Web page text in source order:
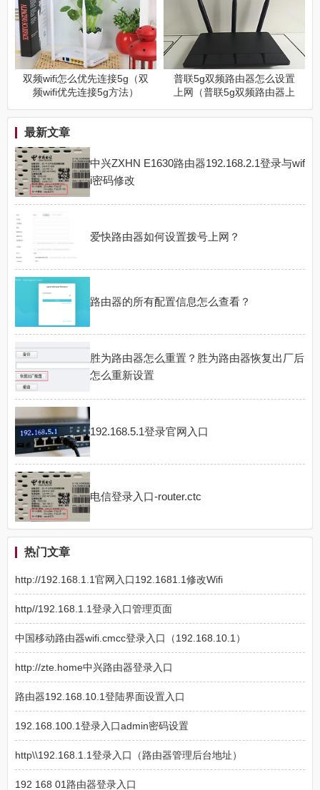
双频wifi怎么优先连接5g（双
频wifi优先连接5g方法）
普联5g双频路由器怎么设置
上网（普联5g双频路由器上
最新文章
中兴ZXHN E1630路由器192.168.2.1登录与wif
i密码修改
爱快路由器如何设置拨号上网？
路由器的所有配置信息怎么查看？
胜为路由器怎么重置？胜为路由器恢复出厂后
怎么重新设置
192.168.5.1登录官网入口
电信登录入口-router.ctc
热门文章
http://192.168.1.1官网入口192.1681.1修改Wifi
http//192.168.1.1登录入口管理页面
中国移动路由器wifi.cmcc登录入口（192.168.10.1）
http://zte.home中兴路由器登录入口
路由器192.168.10.1登陆界面设置入口
192.168.100.1登录入口admin密码设置
http\\192.168.1.1登录入口（路由器管理后台地址）
192 168 01路由器登录入口